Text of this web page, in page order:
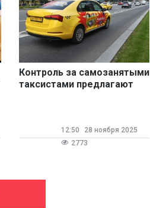
Контроль за самозанятыми
таксистами предлагают
12:50
28 ноября 2025
2773